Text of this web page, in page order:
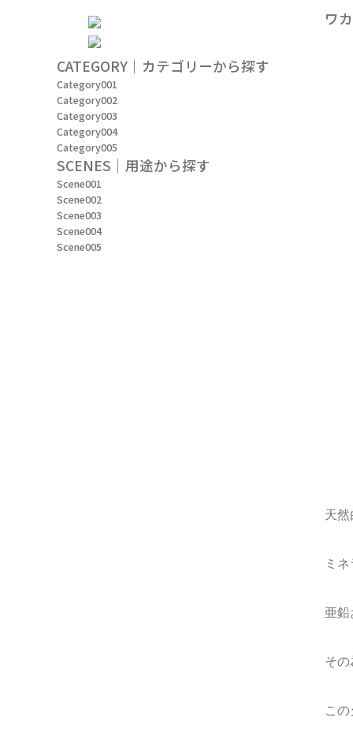
CATEGORY｜カテゴリーから探す
Category001
Category002
Category003
Category004
Category005
SCENES｜用途から探す
Scene001
Scene002
Scene003
Scene004
Scene005
ワ
天
ミ
亜
そ
こ